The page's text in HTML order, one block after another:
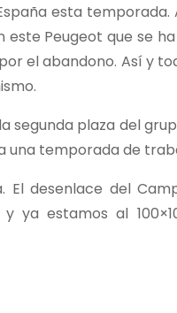
esta
Peugeot que se
el abandono. Así y
segunda plaza del
una temporada de
El desenlace del
ya estamos al